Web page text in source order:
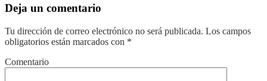
Deja un comentario
Tu dirección de correo electrónico no será publicada. Los campos
obligatorios están marcados con *
Comentario